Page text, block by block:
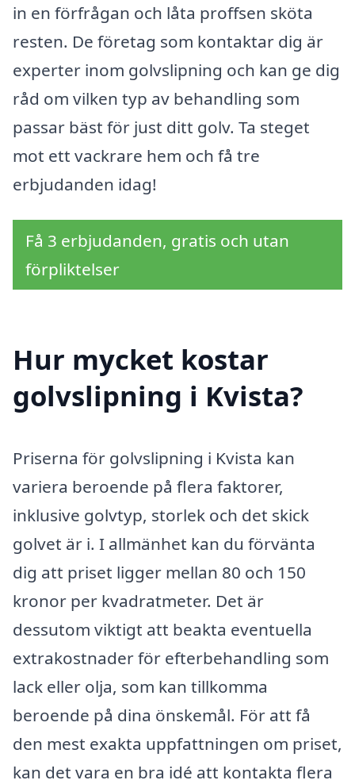
in en förfrågan och låta proffsen sköta
resten. De företag som kontaktar dig är
experter inom golvslipning och kan ge dig
råd om vilken typ av behandling som
passar bäst för just ditt golv. Ta steget
mot ett vackrare hem och få tre
erbjudanden idag!
Få 3 erbjudanden, gratis och utan
förpliktelser
Hur mycket kostar
golvslipning i Kvista?
Priserna för golvslipning i Kvista kan
variera beroende på flera faktorer,
inklusive golvtyp, storlek och det skick
golvet är i. I allmänhet kan du förvänta
dig att priset ligger mellan 80 och 150
kronor per kvadratmeter. Det är
dessutom viktigt att beakta eventuella
extrakostnader för efterbehandling som
lack eller olja, som kan tillkomma
beroende på dina önskemål. För att få
den mest exakta uppfattningen om priset,
kan det vara en bra idé att kontakta flera